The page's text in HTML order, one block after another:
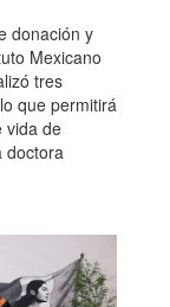
donación y
Mexicano
tres
que permitirá
vida de
doctora